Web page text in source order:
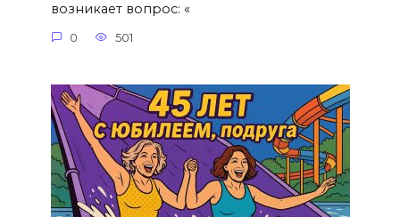
возникает вопрос: «
0 501